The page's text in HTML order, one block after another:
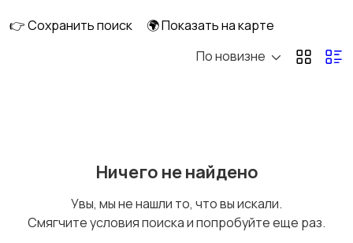
👉 Сохранить поиск
🌍 Показать на карте
По новизне
Ничего не найдено
Увы, мы не нашли то, что вы искали.
Смягчите условия поиска и попробуйте еще раз.